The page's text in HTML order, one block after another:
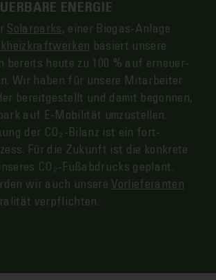
ENERGIE
Solar­parks, einer Biogas-Anlage
basiert unsere
bereits heute zu 100 % auf erneuer­
Wir haben für unsere Mit­arbeiter
bereit­gestellt und da­mit be­gonnen,
auf E-Mobilität umzu­stellen.
der CO₂-Bilanz ist ein fort­
Für die Zukunft ist die konkrete
CO₂-Fuß­abdrucks geplant.
wir auch unsere Vor­lieferanten
ver­pflichten.